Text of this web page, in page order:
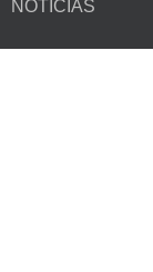
NOTICIAS